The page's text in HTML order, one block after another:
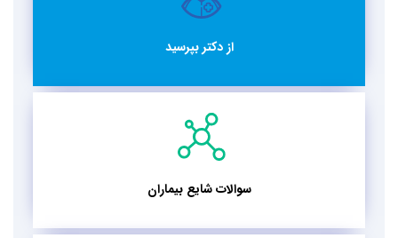
از دکتر بپرسید
سوالات شایع بیماران